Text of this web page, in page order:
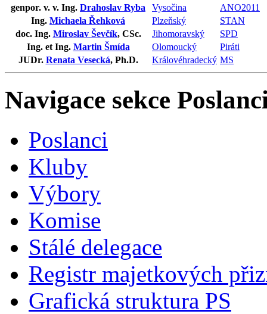
genpor. v. v. Ing. Drahoslav Ryba Vysočina
ANO2011
Ing. Michaela Řehková Plzeňský
STAN
doc. Ing. Miroslav Ševčík, CSc. Jihomoravský
SPD
Ing. et Ing. Martin Šmída Olomoucký
Piráti
JUDr. Renata Vesecká, Ph.D. Královéhradecký MS
Navigace sekce
Poslanci
Kluby
Výbory
Komise
Stálé delegace
Registr majetkových
Grafická struktura PS